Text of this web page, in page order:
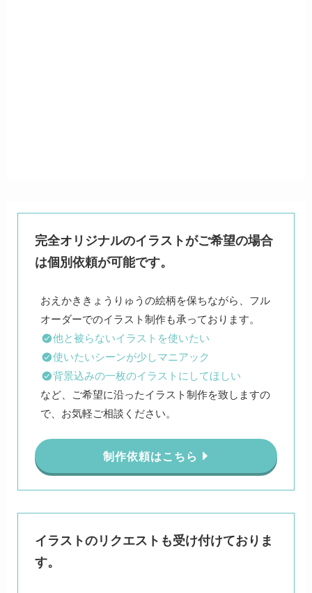
完全オリジナルのイラストがご希望の場合
は個別依頼が可能です。
おえかききょうりゅうの絵柄を保ちながら、フル
他と被らないイラストを使いたい
使いたいシーンが少しマニアック
背景込みの一枚のイラストにしてほしい
など、ご希望に沿ったイラスト制作を致しますの
で、お気軽ご相談ください。
制作依頼はこちら
イラストのリクエストも受け付けておりま
す。